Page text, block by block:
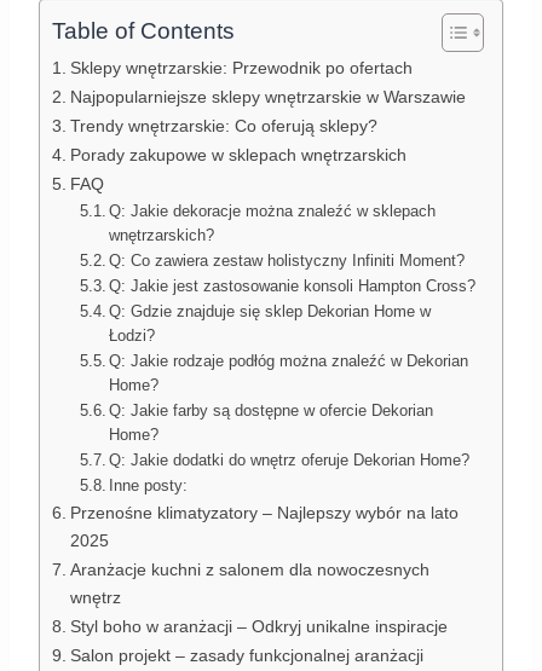
Table of Contents
Sklepy wnętrzarskie: Przewodnik po ofertach
Najpopularniejsze sklepy wnętrzarskie w Warszawie
Trendy wnętrzarskie: Co oferują sklepy?
Porady zakupowe w sklepach wnętrzarskich
FAQ
Q: Jakie dekoracje można znaleźć w sklepach
wnętrzarskich?
Q: Co zawiera zestaw holistyczny Infiniti Moment?
Q: Jakie jest zastosowanie konsoli Hampton Cross?
Q: Gdzie znajduje się sklep Dekorian Home w
Łodzi?
Q: Jakie rodzaje podłóg można znaleźć w Dekorian
Home?
Q: Jakie farby są dostępne w ofercie Dekorian
Home?
Q: Jakie dodatki do wnętrz oferuje Dekorian Home?
Inne posty:
Przenośne klimatyzatory – Najlepszy wybór na lato
2025
Aranżacje kuchni z salonem dla nowoczesnych
wnętrz
Styl boho w aranżacji – Odkryj unikalne inspiracje
Salon projekt – zasady funkcjonalnej aranżacji